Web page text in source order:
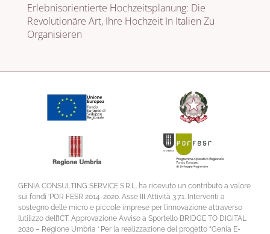
Erlebnisorientierte Hochzeitsplanung: Die
Revolutionäre Art, Ihre Hochzeit In Italien Zu
Organisieren
GENIA CONSULTING SERVICE S.R.L. ha ricevuto un contributo a valore
sui fondi ‘POR FESR 2014-2020. Asse III Attività 3.7.1. Interventi a
sostegno delle micro e piccole imprese per l’innovazione attraverso
l’utilizzo dell’ICT. Approvazione Avviso a Sportello BRIDGE TO DIGITAL
2020 – Regione Umbria ‘ Per la realizzazione del progetto “Genia E-